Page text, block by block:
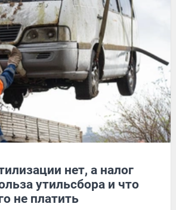
нет, а налог
утильсбора и что
не платить